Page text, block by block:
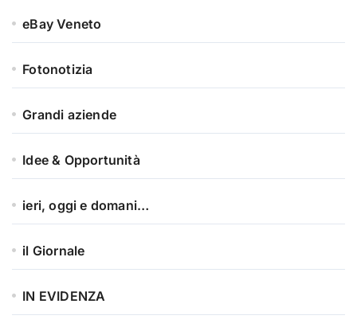
eBay Veneto
Fotonotizia
Grandi aziende
Idee & Opportunità
ieri, oggi e domani…
il Giornale
IN EVIDENZA